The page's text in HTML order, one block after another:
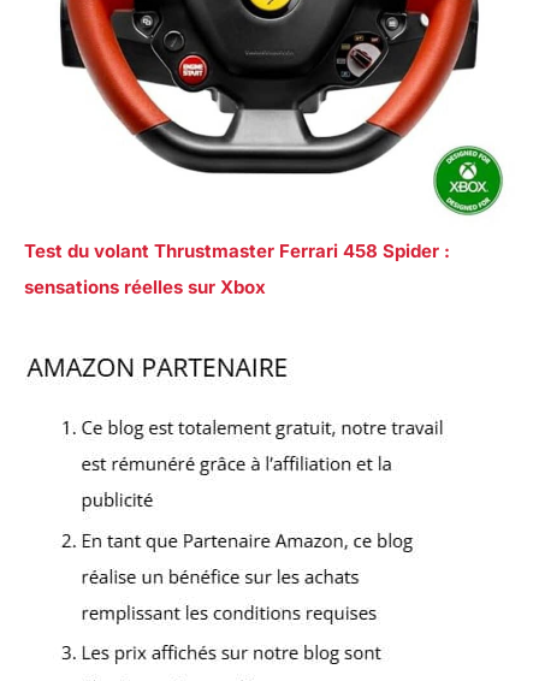
Test du volant Thrustmaster Ferrari 458 Spider :
sensations réelles sur Xbox